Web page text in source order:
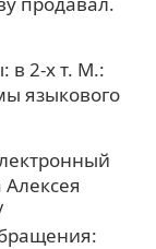
в 2-х т. М.:
языкового